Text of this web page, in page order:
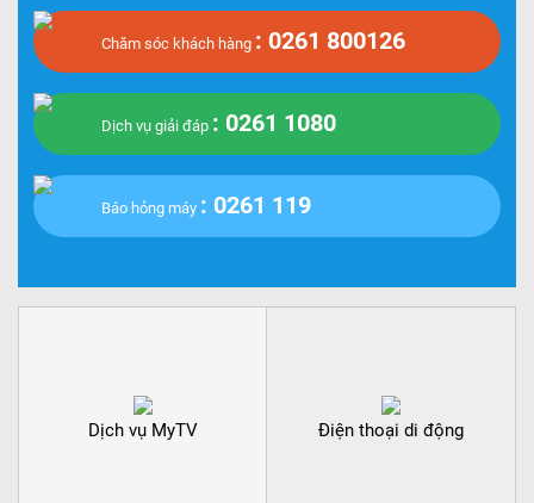
Chăm sóc khách hàng : 0261 800126
Dịch vụ giải đáp : 0261 1080
Báo hỏng máy : 0261 119
Dịch vụ MyTV Điện thoại di động